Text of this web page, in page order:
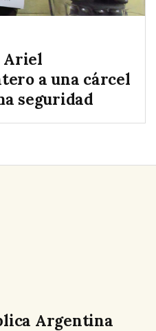
Ariel
a una cárcel
seguridad
Argentina